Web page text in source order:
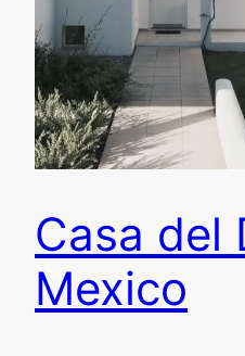
Casa del
Mexico